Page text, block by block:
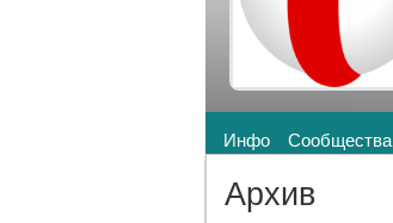
Инфо Сообщества
Архив